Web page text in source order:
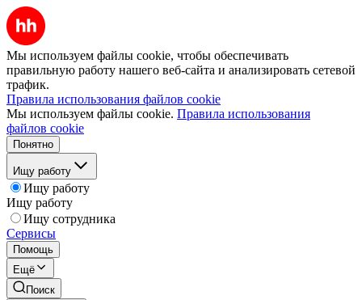
Мы используем файлы cookie, чтобы обеспечивать
правильную работу нашего веб-сайта и анализировать сетевой
трафик.
Правила использования файлов cookie
Мы используем файлы cookie. Правила использования
файлов cookie
Понятно
Ищу работу
Ищу работу
Ищу работу
Ищу сотрудника
Сервисы
Помощь
Ещё
Поиск